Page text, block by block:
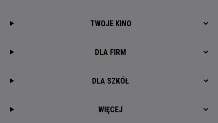
TWOJE KINO
DLA FIRM
DLA SZKÓŁ
WIĘCEJ